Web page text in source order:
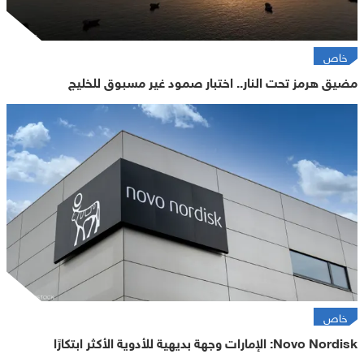
خاص
مضيق هرمز تحت النار.. اختبار صمود غير مسبوق للخليج
خاص
Novo Nordisk: الإمارات وجهة بديهية للأدوية الأكثر ابتكارًا